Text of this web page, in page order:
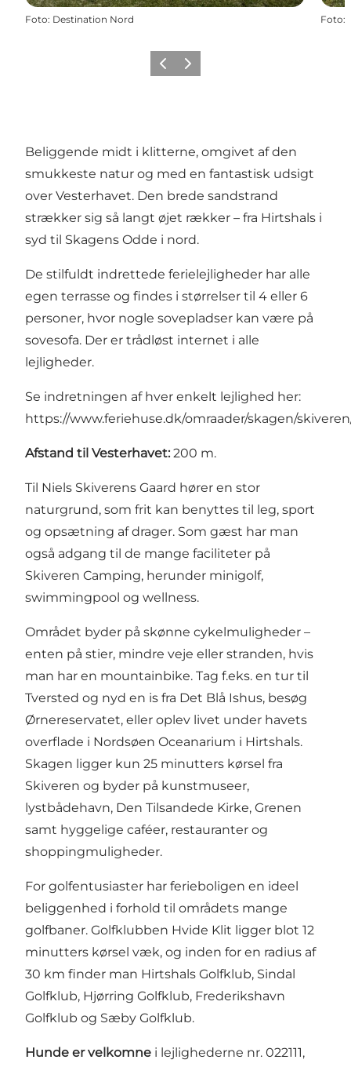
Foto: Destination Nord Foto:
ForrigeNæste
Beliggende midt i klitterne, omgivet af den
smukkeste natur og med en fantastisk udsigt
over Vesterhavet. Den brede sandstrand
strækker sig så langt øjet rækker – fra Hirtshals i
syd til Skagens Odde i nord.
De stilfuldt indrettede ferielejligheder har alle
egen terrasse og findes i størrelser til 4 eller 6
personer, hvor nogle sovepladser kan være på
sovesofa. Der er trådløst internet i alle
lejligheder.
Se indretningen af hver enkelt lejlighed her:
https://www.feriehuse.dk/omraader/skagen/
Afstand til Vesterhavet: 200 m.
Til Niels Skiverens Gaard hører en stor
naturgrund, som frit kan benyttes til leg, sport
og opsætning af drager. Som gæst har man
også adgang til de mange faciliteter på
Skiveren Camping, herunder minigolf,
swimmingpool og wellness.
Området byder på skønne cykelmuligheder –
enten på stier, mindre veje eller stranden, hvis
man har en mountainbike. Tag f.eks. en tur til
Tversted og nyd en is fra Det Blå Ishus, besøg
Ørnereservatet, eller oplev livet under havets
overflade i Nordsøen Oceanarium i Hirtshals.
Skagen ligger kun 25 minutters kørsel fra
Skiveren og byder på kunstmuseer,
lystbådehavn, Den Tilsandede Kirke, Grenen
samt hyggelige caféer, restauranter og
shoppingmuligheder.
For golfentusiaster har ferieboligen en ideel
beliggenhed i forhold til områdets mange
golfbaner. Golfklubben Hvide Klit ligger blot 12
minutters kørsel væk, og inden for en radius af
30 km finder man Hirtshals Golfklub, Sindal
Golfklub, Hjørring Golfklub, Frederikshavn
Golfklub og Sæby Golfklub.
Hunde er velkomne i lejlighederne nr. 022111,